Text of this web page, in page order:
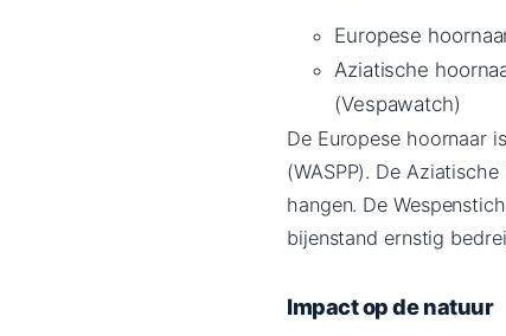
Europese
Aziatische
(Vespawatch)
De Europese hoornaar
(WASPP). De
hangen. De
bijenstand ernstig
Impact op de natuur